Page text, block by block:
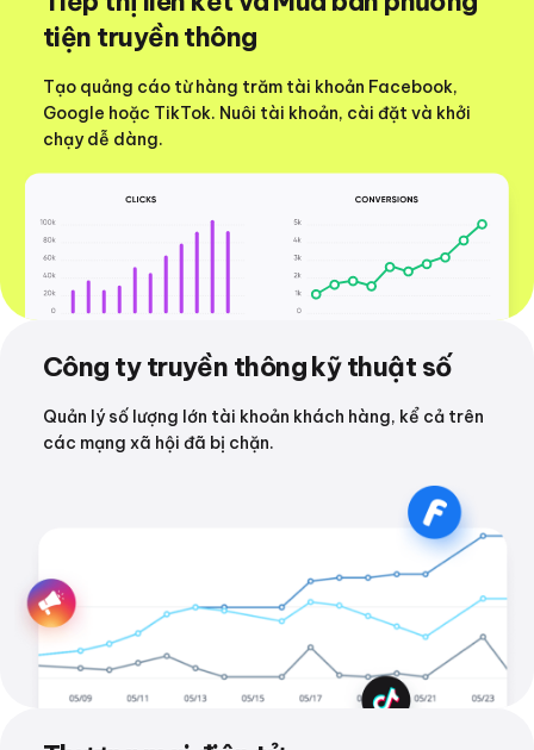
tiện truyền thông
Tạo quảng cáo từ hàng trăm tài khoản Facebook,
Google hoặc TikTok. Nuôi tài khoản, cài đặt và khởi
chạy dễ dàng.
Công ty truyền thông kỹ thuật số
Quản lý số lượng lớn tài khoản khách hàng, kể cả trên
các mạng xã hội đã bị chặn.